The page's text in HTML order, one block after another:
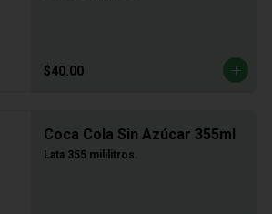
$40.00
Coca Cola Sin Azúcar 355ml
Lata 355 mililitros.